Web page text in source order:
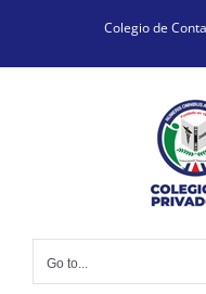
content
Colegio de
Go to...